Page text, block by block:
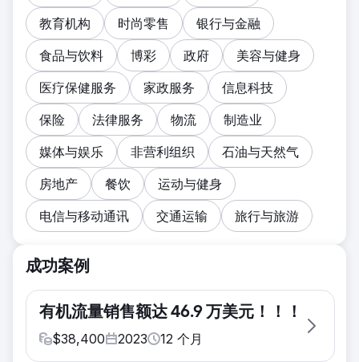
教育机构
时尚零售
银行与金融
食品与饮料
博彩 政府
美容与健身
医疗保健服务
家政服务
信息科技
保险
法律服务 物流
制造业
媒体与娱乐
非营利组织
石油与天然气
房地产
餐饮
运动与健身
电信与移动通讯
交通运输 旅行与旅游
成功案例
有机流量销售额达 46.9 万美元！！！
$38,400 2023 12 个月